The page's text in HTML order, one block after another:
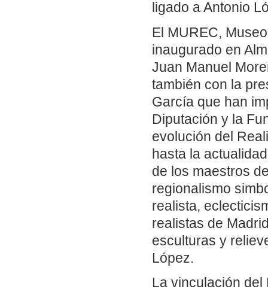
ligado a Antonio
El MUREC,
inaugurado en
Juan Manuel
también con la
García que han
Diputación y la
evolución del
hasta la
de los maestros
regionalismo
realista,
realistas de
esculturas y
López.
La vinculación